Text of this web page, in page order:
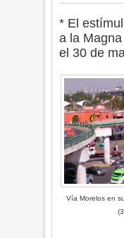
* El
a la
el 30 de
Vía Morelos en